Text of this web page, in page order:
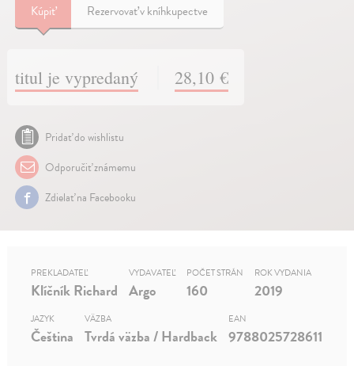
Kúpiť Rezervovať v kníhkupectve
titul je vypredaný 28,10 €
Pridať do wishlistu
Odporučiť známemu
Zdielať na Facebooku
PREKLADATEĽ
Klíčník Richard
VYDAVATEĽ
Argo
POČET STRÁN
160
ROK VYDANIA
2019
JAZYK
Čeština
VÄZBA
Tvrdá väzba / Hardback
EAN
9788025728611